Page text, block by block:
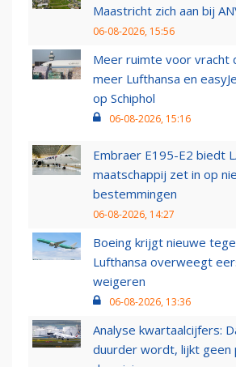
Maastricht zich aan bij
06-08-2026, 15:56
Meer ruimte voor vracht
meer Lufthansa en
op Schiphol
06-08-2026, 15:16
Embraer E195-E2 biedt
maatschappij zet in op
bestemmingen
06-08-2026, 14:27
Boeing krijgt nieuwe
Lufthansa overweegt
weigeren
06-08-2026, 13:36
Analyse kwartaalcijfers:
duurder wordt, lijkt geen